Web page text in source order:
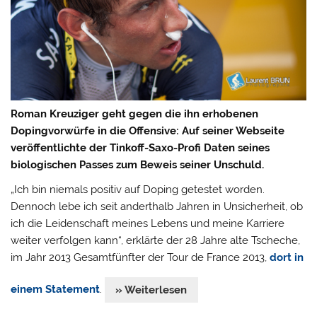
Roman Kreuziger geht gegen die ihn erhobenen
Dopingvorwürfe in die Offensive: Auf seiner Webseite
veröffentlichte der Tinkoff-Saxo-Profi Daten seines
biologischen Passes zum Beweis seiner Unschuld.
„Ich bin niemals positiv auf Doping getestet worden.
Dennoch lebe ich seit anderthalb Jahren in Unsicherheit, ob
ich die Leidenschaft meines Lebens und meine Karriere
weiter verfolgen kann“, erklärte der 28 Jahre alte Tscheche,
im Jahr 2013 Gesamtfünfter der Tour de France 2013,dort in
einem Statement. » Weiterlesen